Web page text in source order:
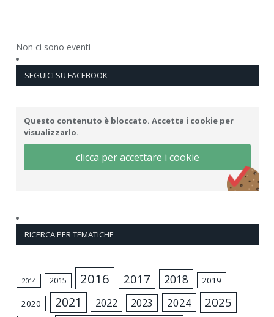
Non ci sono eventi
SEGUICI SU FACEBOOK
Questo contenuto è bloccato. Accetta i cookie per
visualizzarlo.
clicca per accettare i cookie
RICERCA PER TEMATICHE
2014 2015 2016 2017 2018 2019
2020 2021 2022 2023 2024 2025